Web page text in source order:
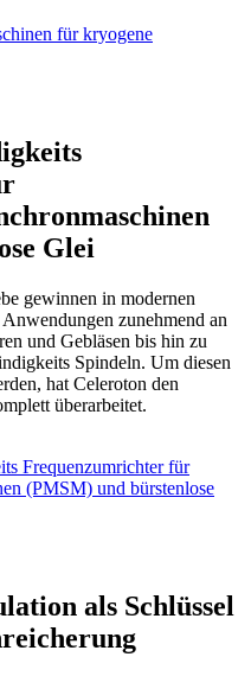
für kryogene
Glei
gewinnen in modernen
zunehmend an
und Gebläsen bis hin zu
Spindeln. Um diesen
hat Celeroton den
überarbeitet.
Frequenzumrichter für
(PMSM) und bürstenlose
als Schlüssel